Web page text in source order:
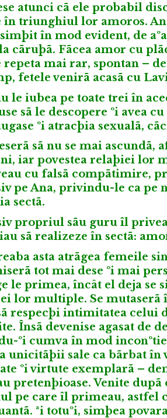
atunci cã ele probabil
triunghiul lor amoros.
în mod evident, de
cãruþã. Fãcea amor cu
repeta mai rar, spontan –
fetele venirã acasã cu
le iubea pe toate trei în
sã le descopere ºi avea
ºi atracþia sexualã,
sã nu se mai
iar povestea relaþiei lor
cu falsã compãtimire,
pe Ana, privindu-le ca pe
sectã.
propriul sãu guru îl privea
sã realizeze în sectã:
asta atrãgea femeile
tot mai dese ºi mai
le primea, încât el deja se
lor multiple. Se mutaserã
respecþi intimitatea celui
Însã devenise agasat de
ºi cumva în mod
unicitãþii sale ca bãrbat în
ºi virtute exemplarã –
pretenþioase. Venite
pe care îl primeau, astfel
ªi totuºi, simþea